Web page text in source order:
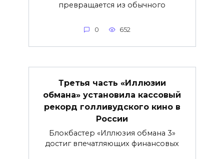
превращается из обычного
0 652
Третья часть «Иллюзии
обмана» установила кассовый
рекорд голливудского кино в
России
Блокбастер «Иллюзия обмана 3»
достиг впечатляющих финансовых